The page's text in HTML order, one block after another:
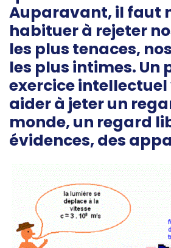
Auparavant, il faut
habituer à rejeter
les plus tenaces,
les plus intimes. Un
exercice intellectuel
aider à jeter un
monde, un regard
évidences, des